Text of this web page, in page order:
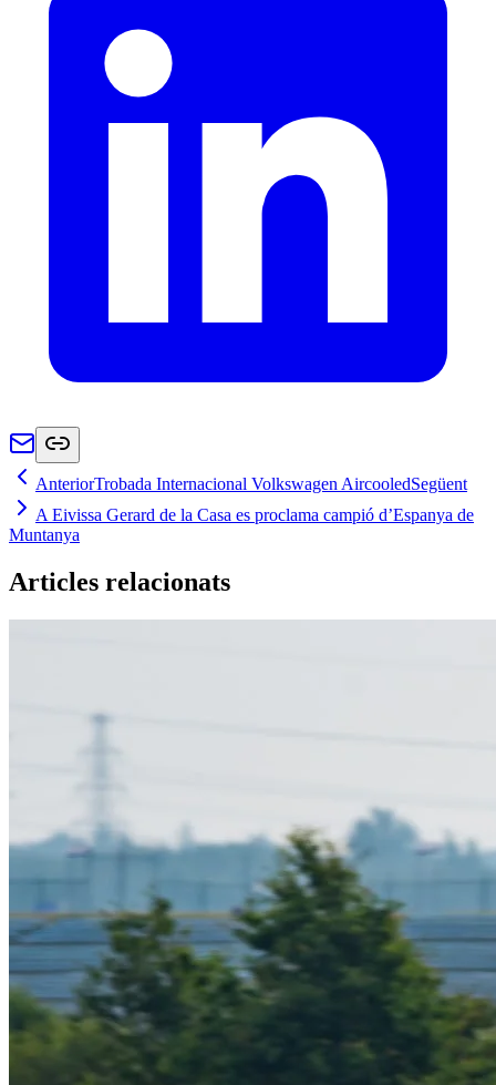
AnteriorTrobada Internacional Volkswagen AircooledSegüent
A Eivissa Gerard de la Casa es proclama campió d’Espanya de
Muntanya
Articles relacionats